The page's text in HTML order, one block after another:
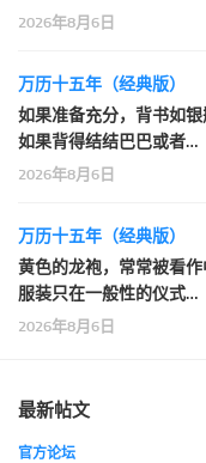
2026年8月6日
万历十五年（经典版）
如果准备充分，背书如
如果背得结结巴巴或者…
2026年8月6日
万历十五年（经典版）
黄色的龙袍，常常被看
服装只在一般性的仪式…
2026年8月6日
最新帖文
官方论坛